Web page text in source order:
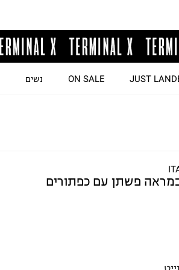
JUST
ON SALE נשים
פשתן עם כפתורים